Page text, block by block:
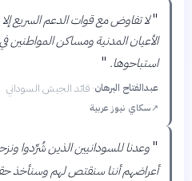
"لا تفاوض مع قوات الدعم السريع
الأعيان المدنية ومساكن المواطنين
استباحوها. "
عبدالفتاح البرهان· قائد الجيش السوداني
↗سكاي نيوز عربية
"وعدنا للسودانيين الذين شُرِّدوا
أعراضهم أننا سنقتص لهم وسنأخذ